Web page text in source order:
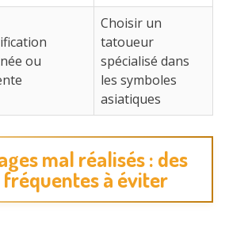
ou
Choisir un
tatoueur
spécialisé dans
les symboles
asiatiques
mal réalisés : des
à éviter